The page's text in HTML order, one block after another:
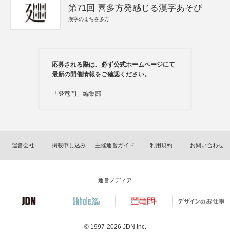
第71回 喜多方発感じる漢字あそび
漢字のまち喜多方
応募される際は、必ず公式ホームページにて
最新の開催情報をご確認ください。
「登竜門」編集部
運営会社 掲載申し込み 主催運営ガイド 利用規約 お問い合わせ
運営メディア
© 1997-2026 JDN Inc.